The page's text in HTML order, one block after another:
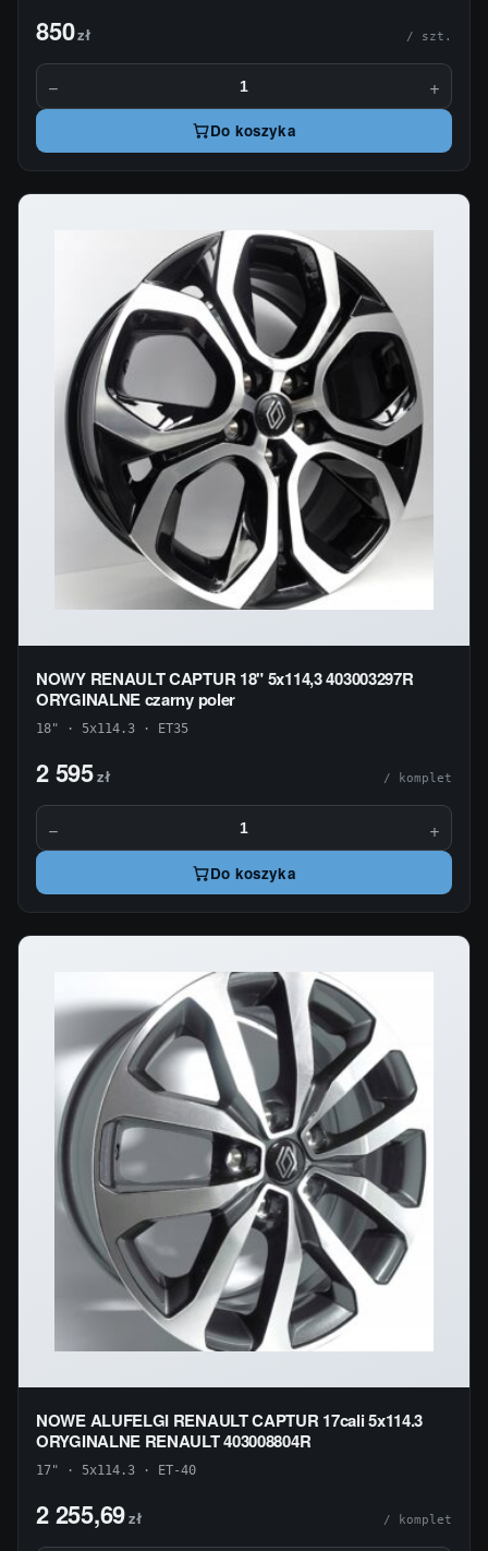
850zł / szt.
− +
Do koszyka
NOWY RENAULT CAPTUR 18" 5x114,3 403003297R
ORYGINALNE czarny poler
18" · 5x114.3 · ET35
2 595zł / komplet
− +
Do koszyka
NOWE ALUFELGI RENAULT CAPTUR 17cali 5x114.3
ORYGINALNE RENAULT 403008804R
17" · 5x114.3 · ET-40
2 255,69zł / komplet